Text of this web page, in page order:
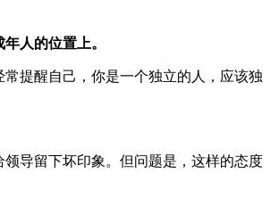
人的位置上。
提醒自己，你是一个独立的人，应该独
导留下坏印象。但问题是，这样的态度